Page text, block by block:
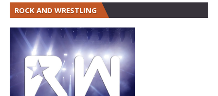
ROCK AND WRESTLING